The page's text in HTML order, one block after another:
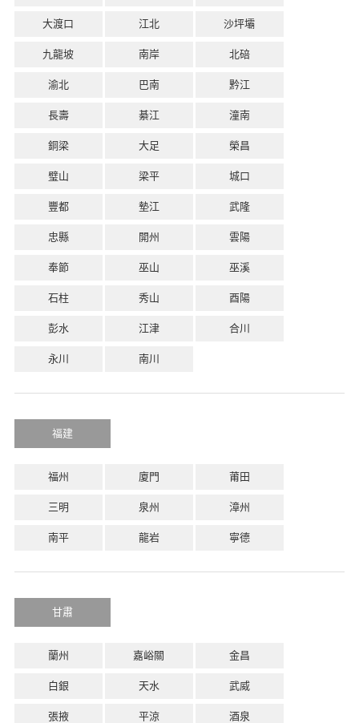
大渡口 江北 沙坪壩
九龍坡 南岸 北碚
渝北 巴南 黔江
長壽 綦江 潼南
銅梁 大足 榮昌
璧山 梁平 城口
豐都 墊江 武隆
忠縣 開州 雲陽
奉節 巫山 巫溪
石柱 秀山 酉陽
彭水 江津 合川
永川 南川
福建
福州 廈門 莆田
三明 泉州 漳州
南平 龍岩 寧德
甘肅
蘭州 嘉峪關 金昌
白銀 天水 武威
張掖 平涼 酒泉